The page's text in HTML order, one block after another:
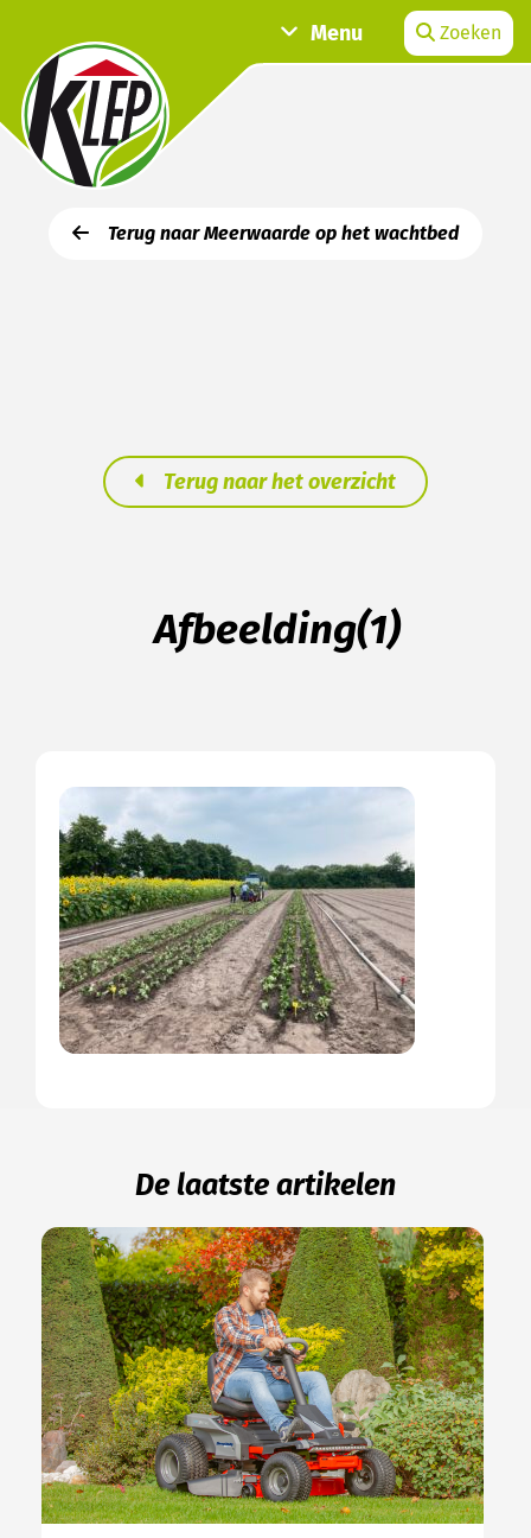
Menu Zoeken
Terug naar Meerwaarde op het wachtbed
Terug naar het overzicht
Afbeelding(1)
De laatste artikelen